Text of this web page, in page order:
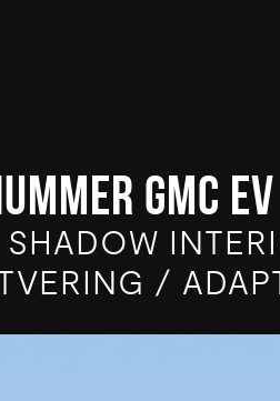
GMC
/